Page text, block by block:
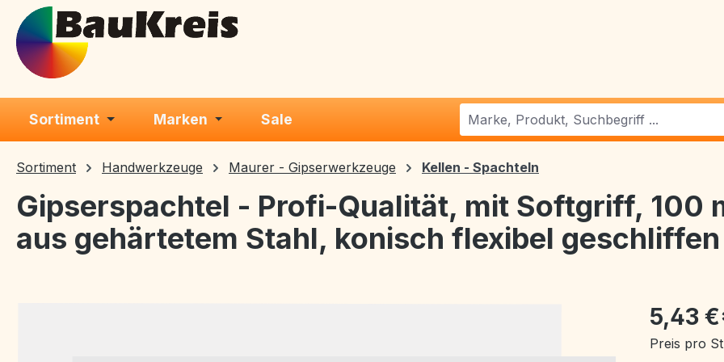
Hauptinhalt springen
Zur Suche springen
Zur Hauptnavigation springen
Sortiment Marken Sale
Sortiment Handwerkzeuge Maurer - Gipserwerkzeuge Kellen - Spachteln
Gipserspachtel - Profi-Qualität, mit Softgriff, 100
aus gehärtetem Stahl, konisch flexibel geschliffen
5,43
Preis pro